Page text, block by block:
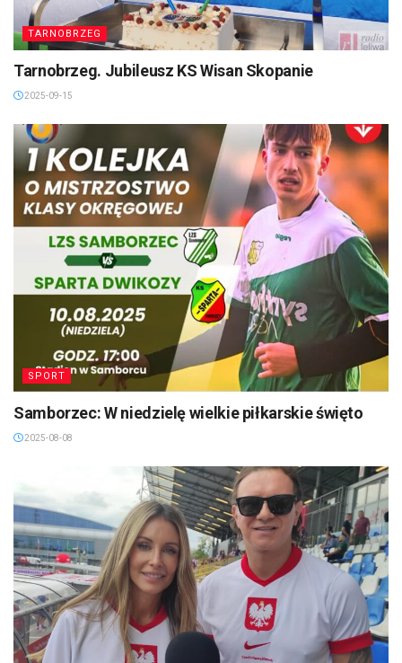
TARNOBRZEG
Tarnobrzeg. Jubileusz KS Wisan Skopanie
2025-09-15
SPORT
Samborzec: W niedzielę wielkie piłkarskie święto
2025-08-08